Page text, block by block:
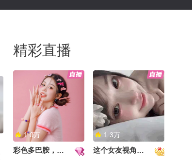
精彩直播
1.0万
彩色多巴胺，甜到心里啦！
1.3万
这个女友视角好治愈~